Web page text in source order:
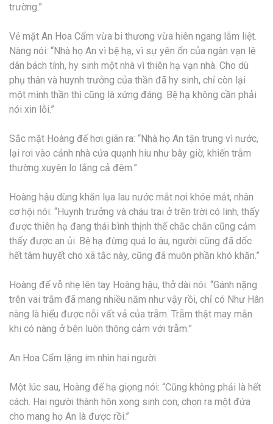
trường.”
Vẻ mặt An Hoa Cẩm vừa bi thương vừa hiên ngang lẫm liệt.
Nàng nói: “Nhà họ An vì bệ hạ, vì sự yên ổn của ngàn vạn lê
dân bách tính, hy sinh một nhà vì thiên hạ vạn nhà. Cho dù
phụ thân và huynh trưởng của thần đã hy sinh, chỉ còn lại
một mình thần thì cũng là xứng đáng. Bệ hạ không cần phải
nói xin lỗi.”
Sắc mặt Hoàng đế hơi giãn ra: “Nhà họ An tận trung vì nước,
lại rơi vào cảnh nhà cửa quạnh hiu như bây giờ, khiến trẫm
thường xuyên lo lắng cả đêm.”
Hoàng hậu dùng khăn lụa lau nước mắt nơi khóe mắt, nhân
cơ hội nói: “Huynh trưởng và cháu trai ở trên trời có linh, thấy
được thiên hạ đang thái bình thịnh thế chắc chắn cũng cảm
thấy được an ủi. Bệ hạ đừng quá lo âu, người cũng đã dốc
hết tâm huyết cho xã tắc này, cũng đã muôn phần khó khăn.”
Hoàng đế vỗ nhẹ lên tay Hoàng hậu, thở dài nói: “Gánh nặng
trên vai trẫm đã mang nhiều năm như vậy rồi, chỉ có Như Hân
nàng là hiểu được nỗi vất vả của trẫm. Trẫm thật may mắn
khi có nàng ở bên luôn thông cảm với trẫm.”
An Hoa Cẩm lặng im nhìn hai người.
Một lúc sau, Hoàng đế hạ giọng nói: “Cũng không phải là hết
cách. Hai người thành hôn xong sinh con, chọn ra một đứa
cho mang họ An là được rồi.”